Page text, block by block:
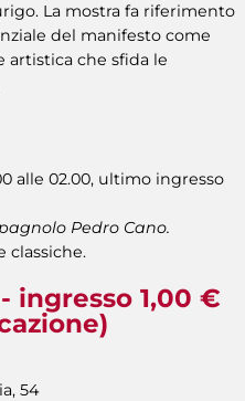
La mostra fa riferimento
del manifesto come
artistica che sfida le
alle 02.00, ultimo ingresso
Pedro Cano.
classiche.
ingresso 1,00 €
54